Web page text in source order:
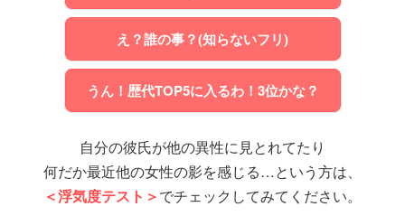
あらら…心の声がこぼれてしまってい
このようにとっても正直な彼氏をお持
ちのアナタ！
急に焦って冷や汗までかいて…どうし
たのでしょうか？
え？誰の事？(知らないフリ)
うん！歴代TOP5に入るわ！3位かな？
自分の彼氏が他の異性に見とれてたり
何だか最近他の女性の影を感じる…という方は、
＜浮気度テスト＞でチェックしてみてください。